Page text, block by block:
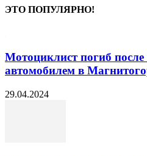
ЭТО ПОПУЛЯРНО!
Мотоциклист погиб после
автомобилем в
29.04.2024